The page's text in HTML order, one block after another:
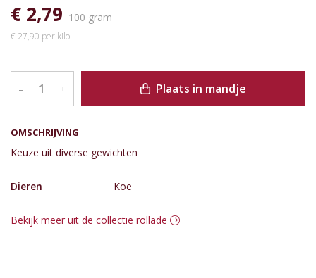
OMSCHRIJVING
Keuze uit diverse gewichten
€ 2,79 100 gram
€ 27,90 per kilo
– + Plaats in mandje
Dieren Koe
Bekijk meer uit de collectie rollade